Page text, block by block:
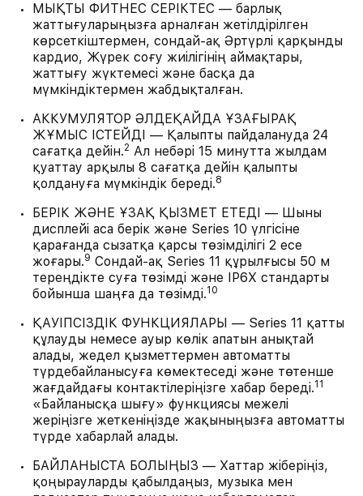
МЫҚТЫ ФИТНЕС СЕРІКТЕС — барлық
жаттығуларыңызға арналған жетілдірілген
көрсеткіштермен, сондай-ақ Әртүрлі қарқынды
кардио, Жүрек соғу жиілігінің аймақтары,
жаттығу жүктемесі және басқа да
мүмкіндіктермен жабдықталған.
АККУМУЛЯТОР ӘЛДЕҚАЙДА ҰЗАҒЫРАҚ
ЖҰМЫС ІСТЕЙДІ — Қалыпты пайдалануда 24
сағатқа дейін.2 Ал небәрі 15 минутта жылдам
қуаттау арқылы 8 сағатқа дейін қалыпты
қолдануға мүмкіндік береді.8
БЕРІК ЖӘНЕ ҰЗАҚ ҚЫЗМЕТ ЕТЕДІ — Шыны
дисплейі аса берік және Series 10 үлгісіне
қарағанда сызатқа қарсы төзімділігі 2 есе
жоғары.9 Сондай-ақ Series 11 құрылғысы 50 м
тереңдікте суға төзімді және IP6X стандарты
бойынша шаңға да төзімді.10
ҚАУІПСІЗДІК ФУНКЦИЯЛАРЫ — Series 11 қатты
құлауды немесе ауыр көлік апатын анықтай
алады, жедел қызметтермен автоматты
түрдебайланысуға көмектеседі және төтенше
жағдайдағы контактілеріңізге хабар береді.11
«Байланысқа шығу» функциясы межелі
жеріңізге жеткеніңізде жақыныңызға автоматты
түрде хабарлай алады.
БАЙЛАНЫСТА БОЛЫҢЫЗ — Хаттар жіберіңіз,
қоңырауларды қабылдаңыз, музыка мен